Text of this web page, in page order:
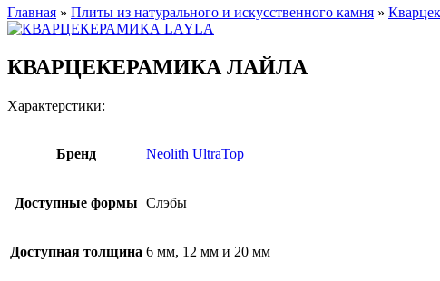
Главная » Плиты из натурального и искусственного камня »
КВАРЦЕКЕРАМИКА ЛАЙЛА
Характерстики:
Бренд Neolith UltraTop
Доступные формы Слэбы
Доступная толщина 6 мм, 12 мм и 20 мм